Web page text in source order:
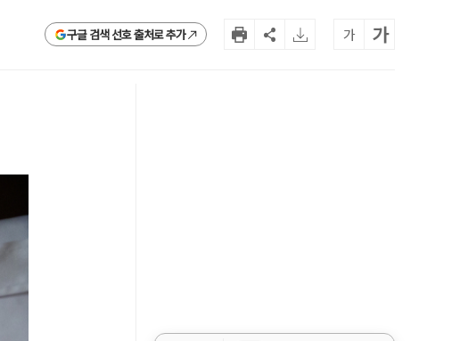
구글 검색 선호 출처로 추가 가 가